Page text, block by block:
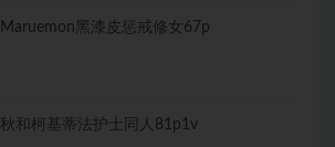
Maruemon黑漆皮惩戒修女67p
秋和柯基蒂法护士同人81p1v